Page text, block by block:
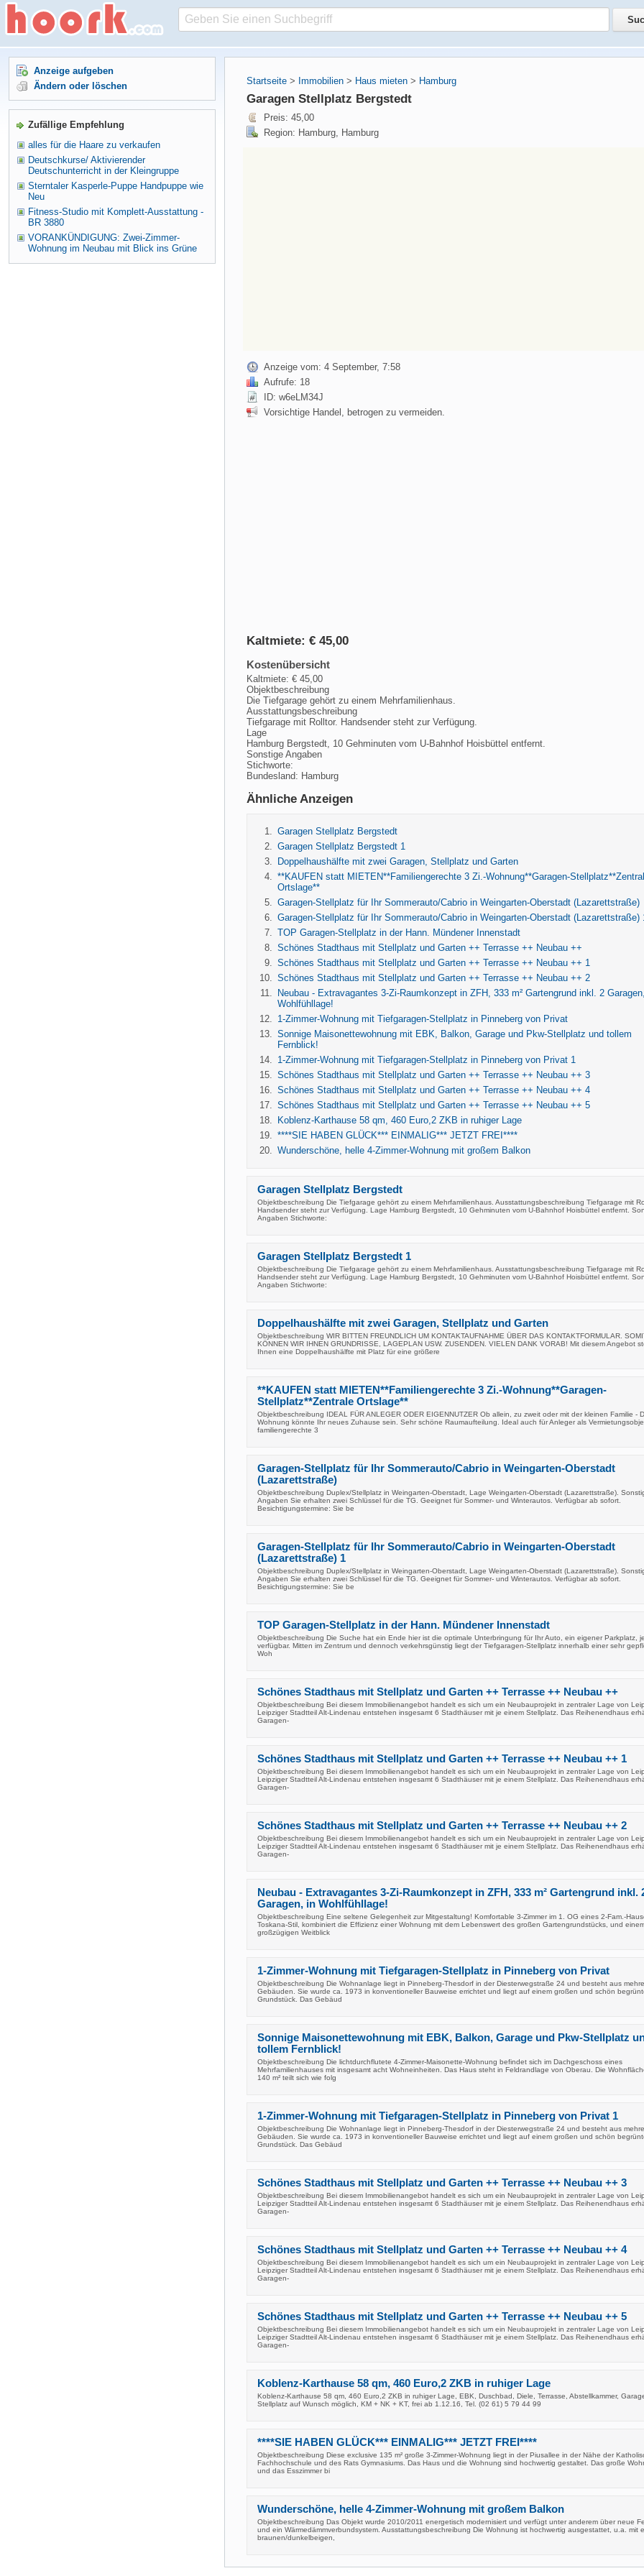
Startseite > Immobilien > Haus mieten > Hamburg
Garagen Stellplatz Bergstedt
Preis: 45,00
Region: Hamburg, Hamburg
Anzeige vom: 4 September, 7:58
Aufrufe: 18
ID: w6eLM34J
Vorsichtige Handel, betrogen zu vermeiden.
Kaltmiete: € 45,00
Kostenübersicht
Kaltmiete: € 45,00
Objektbeschreibung
Die Tiefgarage gehört zu einem Mehrfamilienhaus.
Ausstattungsbeschreibung
Tiefgarage mit Rolltor. Handsender steht zur Verfügung.
Lage
Hamburg Bergstedt, 10 Gehminuten vom U-Bahnhof Hoisbüttel entfernt.
Sonstige Angaben
Stichworte:
Bundesland: Hamburg
Ähnliche Anzeigen
Garagen Stellplatz Bergstedt
Garagen Stellplatz Bergstedt 1
Doppelhaushälfte mit zwei Garagen, Stellplatz und Garten
**KAUFEN statt MIETEN**Familiengerechte 3 Zi.-Wohnung**Garagen-
Ortslage**
Garagen-Stellplatz für Ihr Sommerauto/Cabrio in Weingarten-Oberstadt (Lazarettstraße)
Garagen-Stellplatz für Ihr Sommerauto/Cabrio in Weingarten-Oberstadt (Lazarettstraße)
TOP Garagen-Stellplatz in der Hann. Mündener Innenstadt
Schönes Stadthaus mit Stellplatz und Garten ++ Terrasse ++ Neubau ++
Schönes Stadthaus mit Stellplatz und Garten ++ Terrasse ++ Neubau ++ 1
Schönes Stadthaus mit Stellplatz und Garten ++ Terrasse ++ Neubau ++ 2
Neubau - Extravagantes 3-Zi-Raumkonzept in ZFH, 333 m² Gartengrund inkl. 2
Wohlfühllage!
1-Zimmer-Wohnung mit Tiefgaragen-Stellplatz in Pinneberg von Privat
Sonnige Maisonettewohnung mit EBK, Balkon, Garage und Pkw-Stellplatz und tollem
Fernblick!
1-Zimmer-Wohnung mit Tiefgaragen-Stellplatz in Pinneberg von Privat 1
Schönes Stadthaus mit Stellplatz und Garten ++ Terrasse ++ Neubau ++ 3
Schönes Stadthaus mit Stellplatz und Garten ++ Terrasse ++ Neubau ++ 4
Schönes Stadthaus mit Stellplatz und Garten ++ Terrasse ++ Neubau ++ 5
Koblenz-Karthause 58 qm, 460 Euro,2 ZKB in ruhiger Lage
****SIE HABEN GLÜCK*** EINMALIG*** JETZT FREI****
Wunderschöne, helle 4-Zimmer-Wohnung mit großem Balkon
Garagen Stellplatz Bergstedt
Objektbeschreibung Die Tiefgarage gehört zu einem Mehrfamilienhaus. Ausstattungsbeschreibung Tiefgarage mit
Handsender steht zur Verfügung. Lage Hamburg Bergstedt, 10 Gehminuten vom U-Bahnhof Hoisbüttel entfernt.
Angaben Stichworte:
Garagen Stellplatz Bergstedt 1
Objektbeschreibung Die Tiefgarage gehört zu einem Mehrfamilienhaus. Ausstattungsbeschreibung Tiefgarage mit
Handsender steht zur Verfügung. Lage Hamburg Bergstedt, 10 Gehminuten vom U-Bahnhof Hoisbüttel entfernt.
Angaben Stichworte:
Doppelhaushälfte mit zwei Garagen, Stellplatz und Garten
Objektbeschreibung WIR BITTEN FREUNDLICH UM KONTAKTAUFNAHME ÜBER DAS KONTAKTFORMULAR.
KÖNNEN WIR IHNEN GRUNDRISSE, LAGEPLAN USW. ZUSENDEN. VIELEN DANK VORAB! Mit diesem Angebot
Ihnen eine Doppelhaushälfte mit Platz für eine größere
**KAUFEN statt MIETEN**Familiengerechte 3 Zi.-Wohnung**Garagen-
Stellplatz**Zentrale Ortslage**
Objektbeschreibung IDEAL FÜR ANLEGER ODER EIGENNUTZER Ob allein, zu zweit oder mit der kleinen Familie -
Wohnung könnte Ihr neues Zuhause sein. Sehr schöne Raumaufteilung. Ideal auch für Anleger als
familiengerechte 3
Garagen-Stellplatz für Ihr Sommerauto/Cabrio in Weingarten-Oberstadt
(Lazarettstraße)
Objektbeschreibung Duplex/Stellplatz in Weingarten-Oberstadt, Lage Weingarten-Oberstadt (Lazarettstraße).
Angaben Sie erhalten zwei Schlüssel für die TG. Geeignet für Sommer- und Winterautos. Verfügbar ab sofort.
Besichtigungstermine: Sie be
Garagen-Stellplatz für Ihr Sommerauto/Cabrio in Weingarten-Oberstadt
(Lazarettstraße) 1
Objektbeschreibung Duplex/Stellplatz in Weingarten-Oberstadt, Lage Weingarten-Oberstadt (Lazarettstraße).
Angaben Sie erhalten zwei Schlüssel für die TG. Geeignet für Sommer- und Winterautos. Verfügbar ab sofort.
Besichtigungstermine: Sie be
TOP Garagen-Stellplatz in der Hann. Mündener Innenstadt
Objektbeschreibung Die Suche hat ein Ende hier ist die optimale Unterbringung für Ihr Auto, ein eigener Parkplatz,
verfügbar. Mitten im Zentrum und dennoch verkehrsgünstig liegt der Tiefgaragen-Stellplatz innerhalb einer sehr
Woh
Schönes Stadthaus mit Stellplatz und Garten ++ Terrasse ++ Neubau ++
Objektbeschreibung Bei diesem Immobilienangebot handelt es sich um ein Neubauprojekt in zentraler Lage von
Leipziger Stadtteil Alt-Lindenau entstehen insgesamt 6 Stadthäuser mit je einem Stellplatz. Das Reihenendhaus
Garagen-
Schönes Stadthaus mit Stellplatz und Garten ++ Terrasse ++ Neubau ++ 1
Objektbeschreibung Bei diesem Immobilienangebot handelt es sich um ein Neubauprojekt in zentraler Lage von
Leipziger Stadtteil Alt-Lindenau entstehen insgesamt 6 Stadthäuser mit je einem Stellplatz. Das Reihenendhaus
Garagen-
Schönes Stadthaus mit Stellplatz und Garten ++ Terrasse ++ Neubau ++ 2
Objektbeschreibung Bei diesem Immobilienangebot handelt es sich um ein Neubauprojekt in zentraler Lage von
Leipziger Stadtteil Alt-Lindenau entstehen insgesamt 6 Stadthäuser mit je einem Stellplatz. Das Reihenendhaus
Garagen-
Neubau - Extravagantes 3-Zi-Raumkonzept in ZFH, 333 m² Gartengrund inkl.
Garagen, in Wohlfühllage!
Objektbeschreibung Eine seltene Gelegenheit zur Mitgestaltung! Komfortable 3-Zimmer im 1. OG eines 2-Fam.-
Toskana-Stil, kombiniert die Effizienz einer Wohnung mit dem Lebenswert des großen Gartengrundstücks, und
großzügigen Weitblick
1-Zimmer-Wohnung mit Tiefgaragen-Stellplatz in Pinneberg von Privat
Objektbeschreibung Die Wohnanlage liegt in Pinneberg-Thesdorf in der Diesterwegstraße 24 und besteht aus
Gebäuden. Sie wurde ca. 1973 in konventioneller Bauweise errichtet und liegt auf einem großen und schön
Grundstück. Das Gebäud
Sonnige Maisonettewohnung mit EBK, Balkon, Garage und Pkw-Stellplatz
tollem Fernblick!
Objektbeschreibung Die lichtdurchflutete 4-Zimmer-Maisonette-Wohnung befindet sich im Dachgeschoss eines
Mehrfamilienhauses mit insgesamt acht Wohneinheiten. Das Haus steht in Feldrandlage von Oberau. Die
140 m² teilt sich wie folg
1-Zimmer-Wohnung mit Tiefgaragen-Stellplatz in Pinneberg von Privat 1
Objektbeschreibung Die Wohnanlage liegt in Pinneberg-Thesdorf in der Diesterwegstraße 24 und besteht aus
Gebäuden. Sie wurde ca. 1973 in konventioneller Bauweise errichtet und liegt auf einem großen und schön
Grundstück. Das Gebäud
Schönes Stadthaus mit Stellplatz und Garten ++ Terrasse ++ Neubau ++ 3
Objektbeschreibung Bei diesem Immobilienangebot handelt es sich um ein Neubauprojekt in zentraler Lage von
Leipziger Stadtteil Alt-Lindenau entstehen insgesamt 6 Stadthäuser mit je einem Stellplatz. Das Reihenendhaus
Garagen-
Schönes Stadthaus mit Stellplatz und Garten ++ Terrasse ++ Neubau ++ 4
Objektbeschreibung Bei diesem Immobilienangebot handelt es sich um ein Neubauprojekt in zentraler Lage von
Leipziger Stadtteil Alt-Lindenau entstehen insgesamt 6 Stadthäuser mit je einem Stellplatz. Das Reihenendhaus
Garagen-
Schönes Stadthaus mit Stellplatz und Garten ++ Terrasse ++ Neubau ++ 5
Objektbeschreibung Bei diesem Immobilienangebot handelt es sich um ein Neubauprojekt in zentraler Lage von
Leipziger Stadtteil Alt-Lindenau entstehen insgesamt 6 Stadthäuser mit je einem Stellplatz. Das Reihenendhaus
Garagen-
Koblenz-Karthause 58 qm, 460 Euro,2 ZKB in ruhiger Lage
Koblenz-Karthause 58 qm, 460 Euro,2 ZKB in ruhiger Lage, EBK, Duschbad, Diele, Terrasse, Abstellkammer,
Stellplatz auf Wunsch möglich, KM + NK + KT, frei ab 1.12.16, Tel. (02 61) 5 79 44 99
****SIE HABEN GLÜCK*** EINMALIG*** JETZT FREI****
Objektbeschreibung Diese exclusive 135 m² große 3-Zimmer-Wohnung liegt in der Piusallee in der Nähe der
Fachhochschule und des Rats Gymnasiums. Das Haus und die Wohnung sind hochwertig gestaltet. Das große
und das Esszimmer bi
Wunderschöne, helle 4-Zimmer-Wohnung mit großem Balkon
Objektbeschreibung Das Objekt wurde 2010/2011 energetisch modernisiert und verfügt unter anderem über neue
und ein Wärmedämmverbundsystem. Ausstattungsbeschreibung Die Wohnung ist hochwertig ausgestattet, u.a. mit
braunen/dunkelbeigen,
Anzeige aufgeben
Ändern oder löschen
Zufällige Empfehlung
alles für die Haare zu verkaufen
Deutschkurse/ Aktivierender
Deutschunterricht in der Kleingruppe
Sterntaler Kasperle-Puppe Handpuppe wie
Neu
Fitness-Studio mit Komplett-Ausstattung -
BR 3880
VORANKÜNDIGUNG: Zwei-Zimmer-
Wohnung im Neubau mit Blick ins Grüne